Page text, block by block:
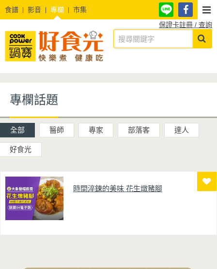
食譜 影音 專欄
市集
保證卡註冊 / 查詢
專欄話題
全部 醫師 專家 部落客 達人
好食光
時間淬鍊的美味 花生燉豬腳